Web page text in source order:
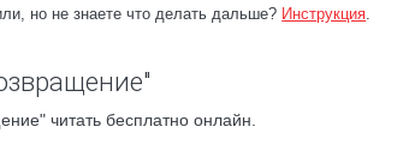
но не знаете что делать дальше? Инструкция.
читать бесплатно онлайн.